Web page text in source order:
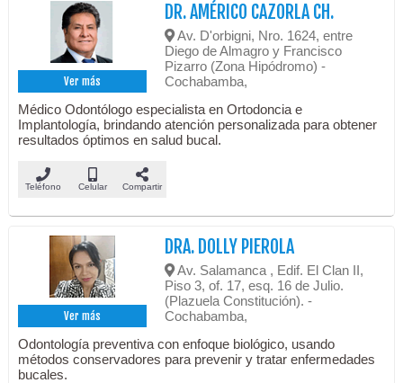
Ver más
DR. AMÉRICO CAZORLA CH.
Av. D'orbigni, Nro. 1624, entre
Diego de Almagro y Francisco
Pizarro (Zona Hipódromo) -
Cochabamba,
Médico Odontólogo especialista en Ortodoncia e
Implantología, brindando atención personalizada para obtener
resultados óptimos en salud bucal.
Teléfono Celular Compartir
Ver más
DRA. DOLLY PIEROLA
Av. Salamanca , Edif. El Clan II,
Piso 3, of. 17, esq. 16 de Julio.
(Plazuela Constitución). -
Cochabamba,
Odontología preventiva con enfoque biológico, usando
métodos conservadores para prevenir y tratar enfermedades
bucales.